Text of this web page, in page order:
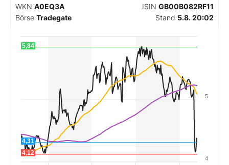
Abo & Shop
BO-Musterdepots
Mein Konto
Folgen Sie uns
WKN A0EQ3A ISIN GB00B082RF11
Börse Tradegate Stand 5.8. 20:02
4
5
4,31
4,12
5,84